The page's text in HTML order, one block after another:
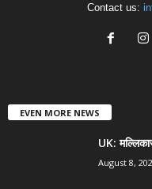
Contact us:
EVEN MORE NEWS
UK:
August 8,